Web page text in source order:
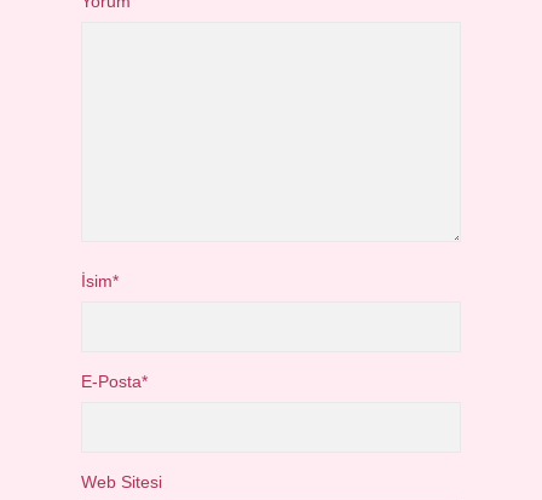
İsim*
E-Posta*
Web Sitesi